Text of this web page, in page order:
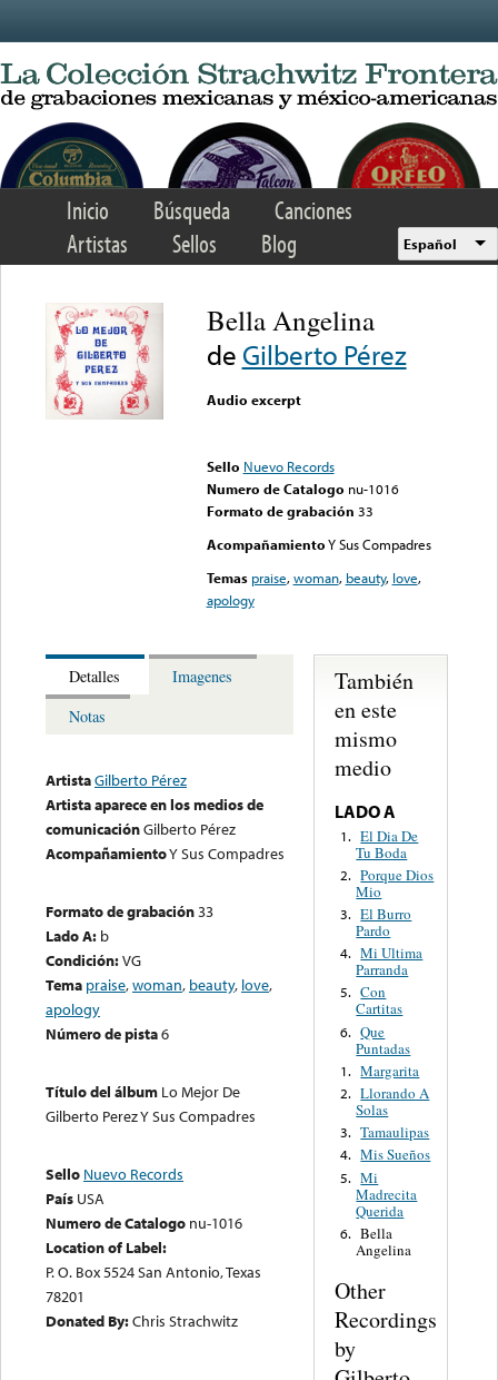
Inicio Búsqueda
Canciones
Artistas
Sellos Blog Español
Bella Angelina
de Gilberto Pérez
Audio excerpt
Sello Nuevo Records
Numero de Catalogo nu-1016
Formato de grabación 33
AcompañamientoY Sus Compadres
Temas praise,woman, beauty, love,
apology
Detalles
Imagenes
Notas
ArtistaGilberto Pérez
Artista aparece en los medios de
comunicaciónGilberto Pérez
AcompañamientoY Sus Compadres
Formato de grabación33
Lado A: b
Condición:VG
Tema praise,woman, beauty, love,
apology
Número de pista6
Título del álbum Lo Mejor De
Gilberto Perez Y Sus Compadres
Sello Nuevo Records
País USA
Numero de Catalogo nu-1016
Location of Label:
P. O. Box 5524 San Antonio, Texas
78201
Donated By:Chris Strachwitz
También
en este
mismo
medio
LADO A
1. El Dia De
Tu Boda
2. Porque Dios
Mio
3. El Burro
Pardo
4. Mi Ultima
Parranda
5. Con
Cartitas
6. Que
Puntadas
1. Margarita
2. Llorando A
Solas
3. Tamaulipas
4. Mis Sueños
5. Mi
Madrecita
Querida
6. Bella
Angelina
Other
Recordings
by